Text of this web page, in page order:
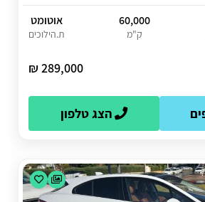
60,000
ק"מ
אוטומט
ת.הילוכים
289,000 ₪
הצג טלפון